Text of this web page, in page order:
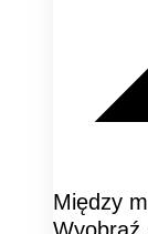
Między